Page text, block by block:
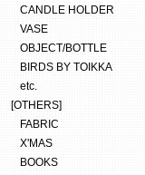
CANDLE HOLDER
VASE
OBJECT/BOTTLE
BIRDS BY TOIKKA
etc.
[OTHERS]
FABRIC
X'MAS
BOOKS